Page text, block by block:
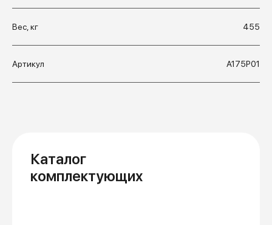
Вес, кг 455
Артикул А175Р01
Каталог
комплектующих